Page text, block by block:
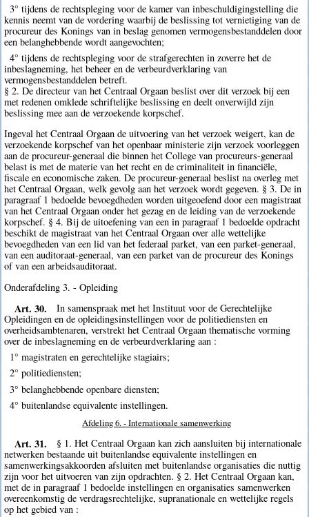
3° tijdens de rechtspleging voor de kamer van inbeschuldigingstelling die
kennis neemt van de vordering waarbij de beslissing tot vernietiging van de
procureur des Konings van in beslag genomen vermogensbestanddelen door
een belanghebbende wordt aangevochten;
4° tijdens de rechtspleging voor de strafgerechten in zoverre het de
inbeslagneming, het beheer en de verbeurdverklaring van
vermogensbestanddelen betreft.
§ 2. De directeur van het Centraal Orgaan beslist over dit verzoek bij een
met redenen omklede schriftelijke beslissing en deelt onverwijld zijn
beslissing mee aan de verzoekende korpschef.
Ingeval het Centraal Orgaan de uitvoering van het verzoek weigert, kan de
verzoekende korpschef van het openbaar ministerie zijn verzoek voorleggen
aan de procureur-generaal die binnen het College van procureurs-generaal
belast is met de materie van het recht en de criminaliteit in financiële,
fiscale en economische zaken. De procureur-generaal beslist na overleg met
het Centraal Orgaan, welk gevolg aan het verzoek wordt gegeven. § 3. De in
paragraaf 1 bedoelde bevoegdheden worden uitgeoefend door een magistraat
van het Centraal Orgaan onder het gezag en de leiding van de verzoekende
korpschef. § 4. Bij de uitoefening van een in paragraaf 1 bedoelde opdracht
beschikt de magistraat van het Centraal Orgaan over alle wettelijke
bevoegdheden van een lid van het federaal parket, van een parket-generaal,
van een auditoraat-generaal, van een parket van de procureur des Konings
of van een arbeidsauditoraat.
Onderafdeling 3. - Opleiding
Art. 30.
In samenspraak met het Instituut voor de Gerechtelijke
Opleidingen en de opleidingsinstellingen voor de politiediensten en
overheidsambtenaren, verstrekt het Centraal Orgaan thematische vorming
over de inbeslagneming en de verbeurdverklaring aan :
1° magistraten en gerechtelijke stagiairs;
2° politiediensten;
3° belanghebbende openbare diensten;
4° buitenlandse equivalente instellingen.
Afdeling 6. - Internationale samenwerking
Art. 31.
§ 1. Het Centraal Orgaan kan zich aansluiten bij internationale
netwerken bestaande uit buitenlandse equivalente instellingen en
samenwerkingsakkoorden afsluiten met buitenlandse organisaties die nuttig
zijn voor het uitvoeren van zijn opdrachten. § 2. Het Centraal Orgaan kan,
met de in paragraaf 1 bedoelde instellingen en organisaties samenwerken
overeenkomstig de verdragsrechtelijke, supranationale en wettelijke regels
op het gebied van :